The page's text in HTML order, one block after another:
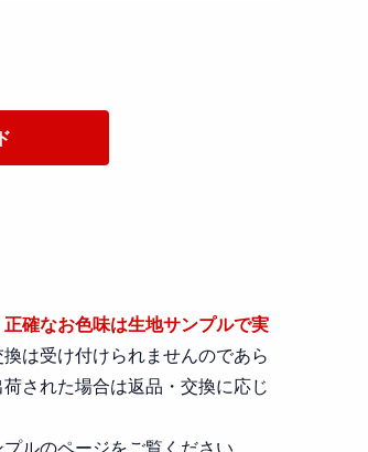
正確なお色味は生地サンプルで実
は受け付けられませんのであら
された場合は返品・交換に応じ
ルのページをご覧ください。